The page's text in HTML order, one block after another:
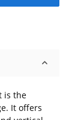
is the
It offers